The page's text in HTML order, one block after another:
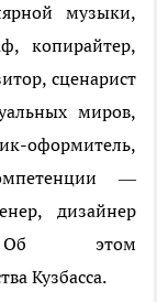
музыки,
копирайтер,
сценарист
миров,
оформитель,
—
дизайнер
Об этом
Кузбасса.